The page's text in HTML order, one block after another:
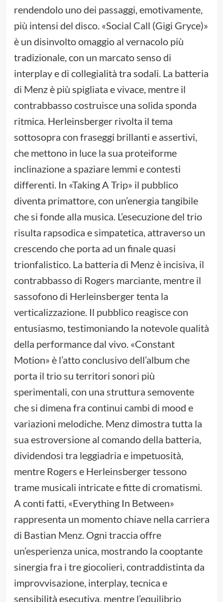
rendendolo uno dei passaggi, emotivamente,
più intensi del disco. «Social Call (Gigi Gryce)»
è un disinvolto omaggio al vernacolo più
tradizionale, con un marcato senso di
interplay e di collegialità tra sodali. La batteria
di Menz è più spigliata e vivace, mentre il
contrabbasso costruisce una solida sponda
ritmica. Herleinsberger rivolta il tema
sottosopra con fraseggi brillanti e assertivi,
che mettono in luce la sua proteiforme
inclinazione a spaziare lemmi e contesti
differenti. In «Taking A Trip» il pubblico
diventa primattore, con un’energia tangibile
che si fonde alla musica. L’esecuzione del trio
risulta rapsodica e simpatetica, attraverso un
crescendo che porta ad un finale quasi
trionfalistico. La batteria di Menz è incisiva, il
contrabbasso di Rogers marciante, mentre il
sassofono di Herleinsberger tenta la
verticalizzazione. Il pubblico reagisce con
entusiasmo, testimoniando la notevole qualità
della performance dal vivo. «Constant
Motion» è l’atto conclusivo dell’album che
porta il trio su territori sonori più
sperimentali, con una struttura semovente
che si dimena fra continui cambi di mood e
variazioni melodiche. Menz dimostra tutta la
sua estroversione al comando della batteria,
dividendosi tra leggiadria e impetuosità,
mentre Rogers e Herleinsberger tessono
trame musicali intricate e fitte di cromatismi.
A conti fatti, «Everything In Between»
rappresenta un momento chiave nella carriera
di Bastian Menz. Ogni traccia offre
un’esperienza unica, mostrando la cooptante
sinergia fra i tre giocolieri, contraddistinta da
improvvisazione, interplay, tecnica e
sensibilità esecutiva, mentre l’equilibrio